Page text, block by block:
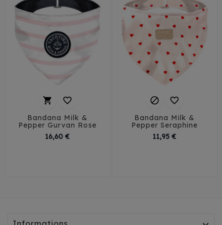
 
Bandana Milk &
Pepper Gurvan Rose
16,60 €Prix
 
Bandana Milk &
Pepper Seraphine
11,95 €